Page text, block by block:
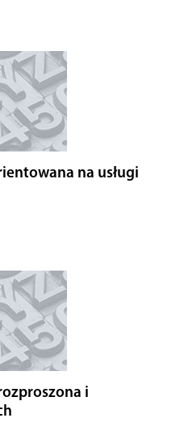
na usługi
i